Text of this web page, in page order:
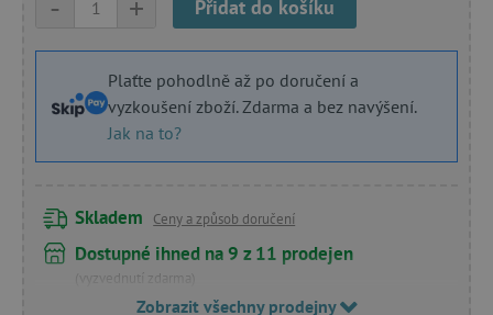
Přidat do košíku
Plaťte pohodlně až po doručení a
vyzkoušení zboží. Zdarma a bez navýšení.
Jak na to?
Skladem Ceny a způsob doručení
Dostupné ihned na 9 z 11 prodejen
(vyzvednutí zdarma)
Zobrazit všechny prodejny